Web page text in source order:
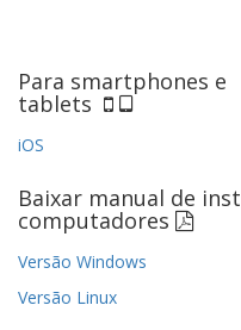
Para smartphones e
tablets
iOS
Baixar manual de
computadores
Versão Windows
Versão Linux